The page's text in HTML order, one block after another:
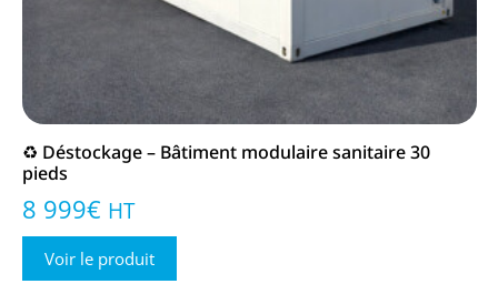
♻️ Déstockage – Bâtiment modulaire sanitaire 30
pieds
8 999€ HT
Voir le produit